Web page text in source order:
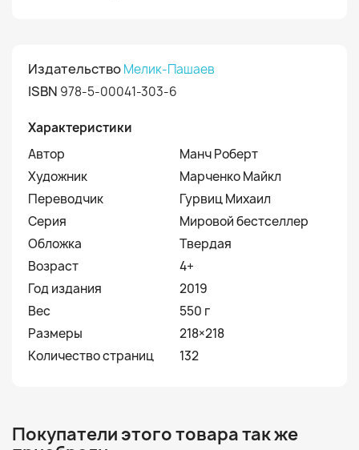
ИздательствоМелик-Пашаев
ISBN 978-5-00041-303-6
Характеристики
Автор
Манч Роберт
Художник
Марченко Майкл
Переводчик
Гурвиц Михаил
Серия
Мировой бестселлер
Обложка
Твердая
Возраст
4+
Год издания
2019
Вес
550 г
Размеры
218×218
Количество страниц
132
Покупатели этого товара так же